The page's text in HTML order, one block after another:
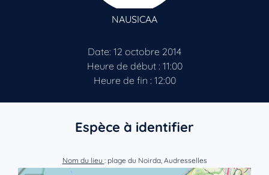
NAUSICAA
Date: 12 octobre 2014
Heure de début : 11:00
Heure de fin : 12:00
Espèce à identifier
Nom du lieu : plage du Noirda, Audresselles